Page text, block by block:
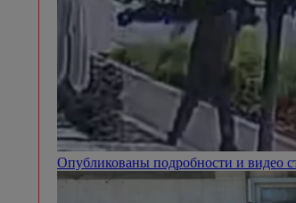
Опубликованы подробности и видео